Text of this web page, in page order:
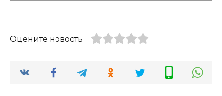
Оцените новость